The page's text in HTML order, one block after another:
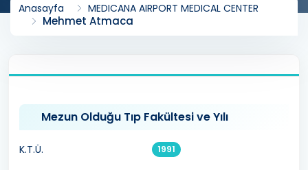
Anasayfa MEDICANA AIRPORT MEDICAL CENTER
Mehmet Atmaca
Mezun Olduğu Tıp Fakültesi ve Yılı
K.T.Ü. 1991